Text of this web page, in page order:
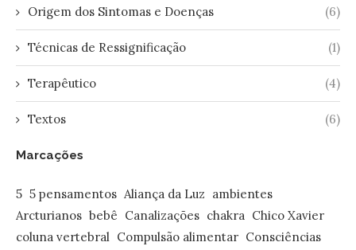
Origem dos Sintomas e Doenças (6)
Técnicas de Ressignificação (1)
Terapêutico (4)
Textos (6)
Marcações
5 5 pensamentos Aliança da Luz ambientes
Arcturianos bebê Canalizações chakra Chico Xavier
coluna vertebral Compulsão alimentar Consciências